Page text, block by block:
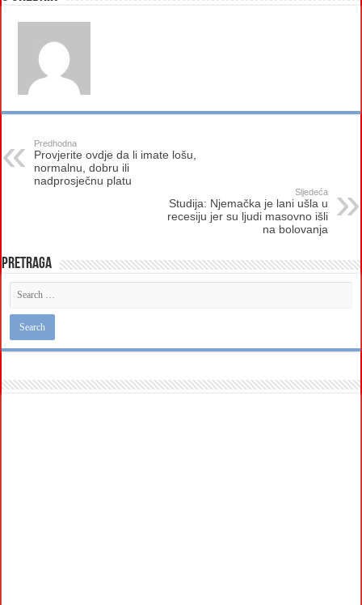
Predhodna
Provjerite ovdje da li imate lošu,
normalnu, dobru ili
nadprosječnu platu
Sljedeća
Studija: Njemačka je lani ušla u
recesiju jer su ljudi masovno išli
na bolovanja
Pretraga